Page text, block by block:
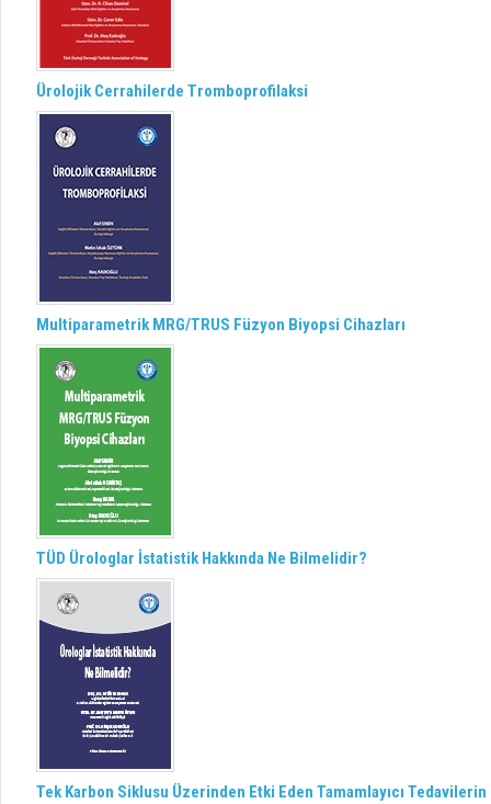
Ürolojik Cerrahilerde Tromboprofilaksi
Multiparametrik MRG/TRUS Füzyon Biyopsi Cihazları
TÜD Ürologlar İstatistik Hakkında Ne Bilmelidir?
Tek Karbon Siklusu Üzerinden Etki Eden Tamamlayıcı